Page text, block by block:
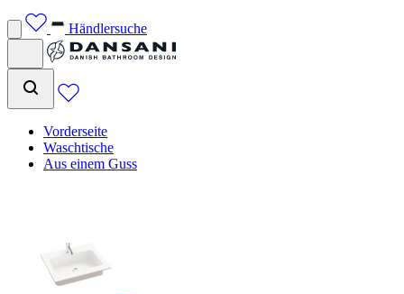
Händlersuche
Vorderseite
Waschtische
Aus einem Guss